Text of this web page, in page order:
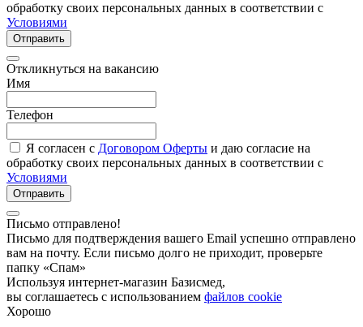
обработку своих персональных данных в соответствии с
Условиями
Отправить
Откликнуться на вакансию
Имя
Телефон
Я согласен с Договором Оферты и даю согласие на
обработку своих персональных данных в соответствии с
Условиями
Отправить
Письмо отправлено!
Письмо для подтверждения вашего Email успешно отправлено
вам на почту. Если письмо долго не приходит, проверьте
папку «Спам»
Используя интернет-магазин Базисмед,
вы соглашаетесь с использованием файлов cookie
Хорошо